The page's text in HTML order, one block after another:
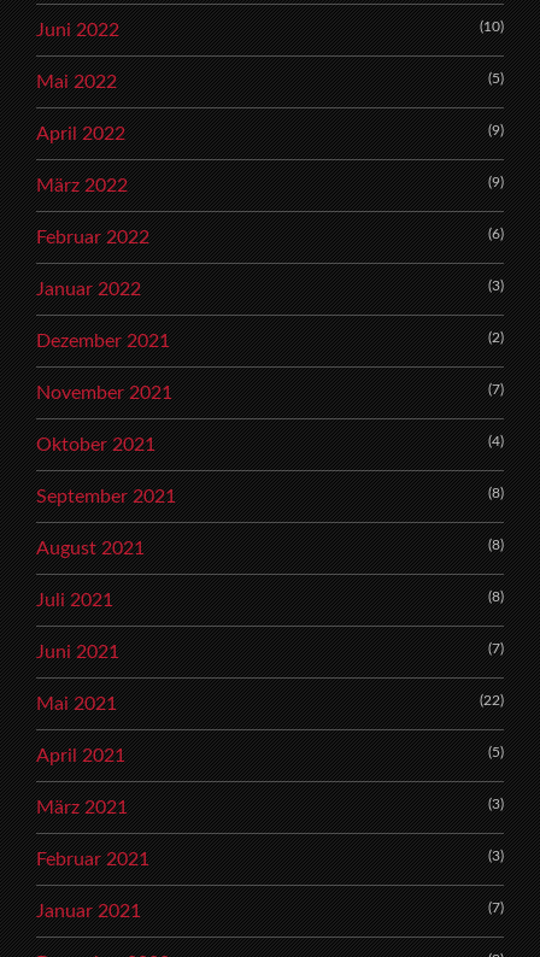
Juni 2022 (10)
Mai 2022 (5)
April 2022 (9)
März 2022 (9)
Februar 2022 (6)
Januar 2022 (3)
Dezember 2021 (2)
November 2021 (7)
Oktober 2021 (4)
September 2021 (8)
August 2021 (8)
Juli 2021 (8)
Juni 2021 (7)
Mai 2021 (22)
April 2021 (5)
März 2021 (3)
Februar 2021 (3)
Januar 2021 (7)